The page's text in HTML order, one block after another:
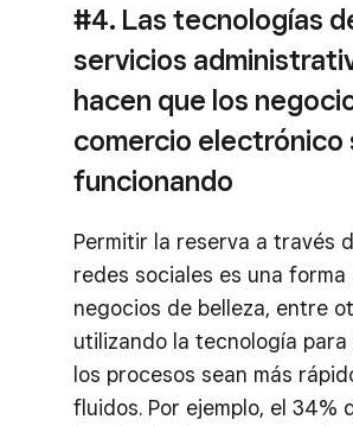
#4. Las tecnologías
servicios
hacen que los
comercio electrónico
funcionando
Permitir la reserva a través
redes sociales es una forma
negocios de belleza, entre
utilizando la tecnología
los procesos sean más
fluidos. Por ejemplo, el 34%